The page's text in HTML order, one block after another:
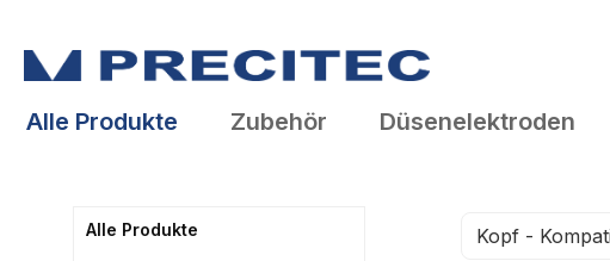
Alle Produkte Zubehör Düsenelektroden
Alle Produkte Kopf -